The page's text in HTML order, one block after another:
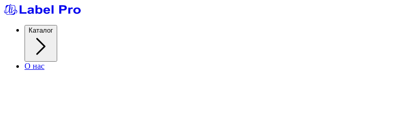
Каталог
О нас